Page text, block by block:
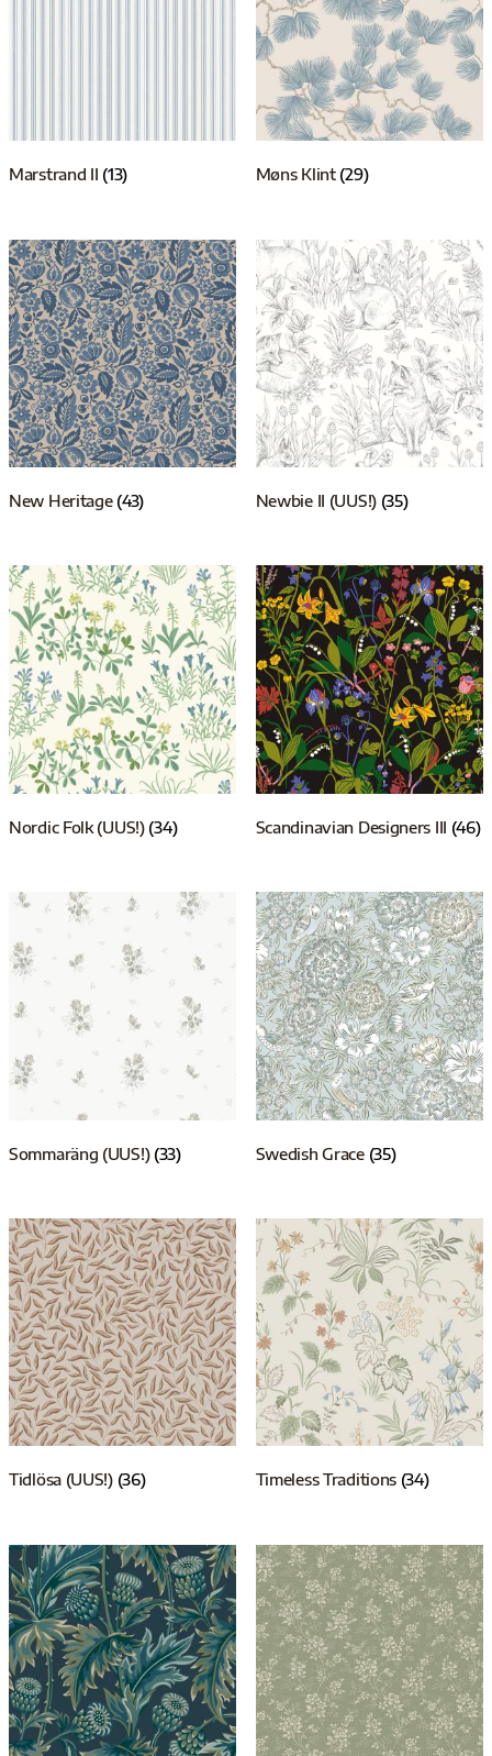
Marstrand II (13) Møns Klint (29)
New Heritage (43) Newbie II (UUS!) (35)
Nordic Folk (UUS!) (34) Scandinavian Designers III (46)
Sommaräng (UUS!) (33) Swedish Grace (35)
Tidlösa (UUS!) (36) Timeless Traditions (34)